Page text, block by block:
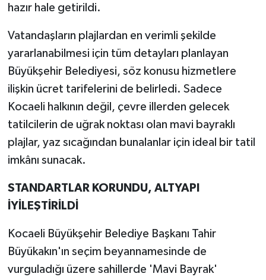
hazır hale getirildi.
Vatandaşların plajlardan en verimli şekilde
yararlanabilmesi için tüm detayları planlayan
Büyükşehir Belediyesi, söz konusu hizmetlere
ilişkin ücret tarifelerini de belirledi. Sadece
Kocaeli halkının değil, çevre illerden gelecek
tatilcilerin de uğrak noktası olan mavi bayraklı
plajlar, yaz sıcağından bunalanlar için ideal bir tatil
imkânı sunacak.
STANDARTLAR KORUNDU, ALTYAPI
İYİLEŞTİRİLDİ
Kocaeli Büyükşehir Belediye Başkanı Tahir
Büyükakın'ın seçim beyannamesinde de
vurguladığı üzere sahillerde 'Mavi Bayrak'